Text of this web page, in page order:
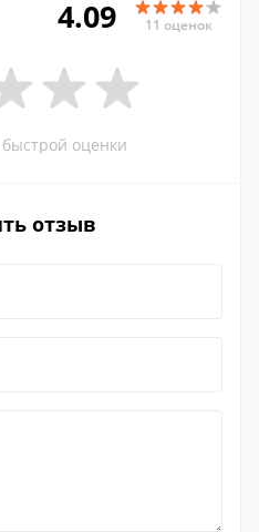
4.09 11 оценок
оценки
отзыв